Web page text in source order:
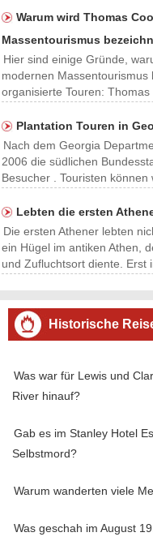
Warum wird Thomas
Massentourismus
Hier sind einige Gründe,
modernen
organisierte Touren:
Pauschalreise arrangierte
Plantation Touren in
Nach dem Georgia
2006 die südlichen
Besucher . Touristen können
Der Südwest- Georgia
Lebten die ersten
Die ersten Athener lebten
ein Hügel im antiken Athen,
und Zufluchtsort diente. Erst
Historische
Was war für Lewis und
River hinauf?
Gab es im Stanley Hotel
Selbstmord?
Warum wanderten viele
Was geschah im August